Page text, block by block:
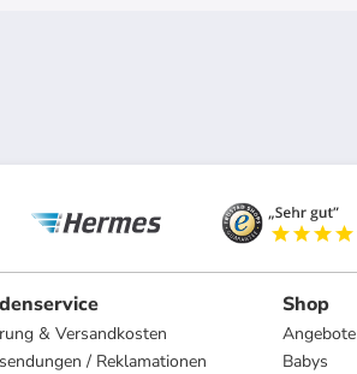
& Versandkosten
/ Reklamationen
Shop
Angebote
Babys